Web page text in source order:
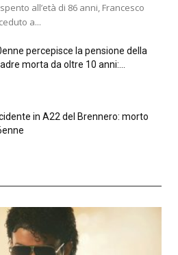
all’età di 86 anni, Francesco
a...
percepisce la pensione della
morta da oltre 10 anni:...
in A22 del Brennero: morto